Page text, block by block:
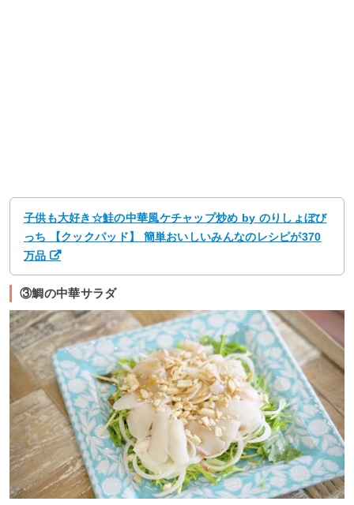
子供も大好き☆鮭の中華風ケチャップ炒め by のりしょぼび
っち 【クックパッド】 簡単おいしいみんなのレシピが370
万品
③鯛の中華サラダ